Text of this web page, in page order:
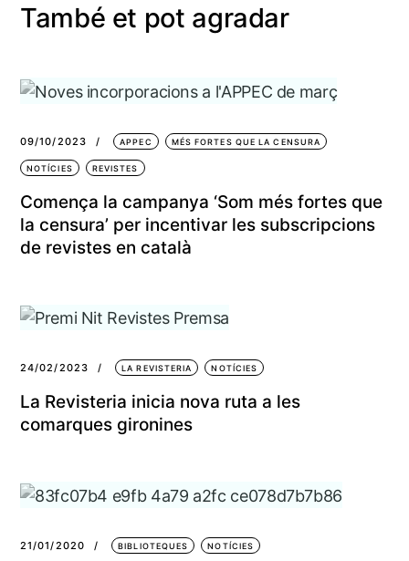
També et pot agradar
09/10/2023 APPEC MÉS FORTES QUE LA CENSURA
NOTÍCIES REVISTES
Comença la campanya ‘Som més fortes que
la censura’ per incentivar les subscripcions
de revistes en català
24/02/2023 LA REVISTERIA NOTÍCIES
La Revisteria inicia nova ruta a les
comarques gironines
21/01/2020 BIBLIOTEQUES NOTÍCIES